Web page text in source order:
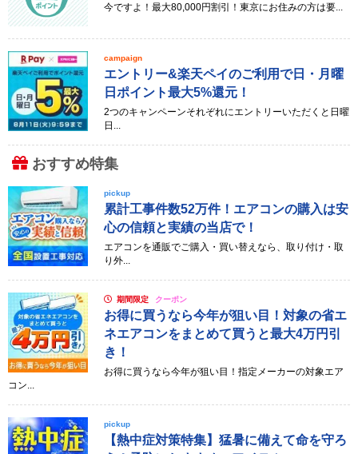
今ですよ！最大80,000円割引！東京にお住みの方は要...
campaign
エントリー&楽天ペイのご利用で日・月曜
日ポイント最大5%還元！
2つのキャンペーンそれぞれにエントリーいただくと日曜
日...
おすすめ特集
pickup
累計工事件数52万件！エアコンの購入は安
心の信頼と実績の当店で！
エアコンを通販でご購入・買い替えなら、取り付け・取
り外...
期間限定 クーポン
お得に買うなら今年が狙い目！対象の省エ
ネエアコンをまとめて買うと最大4万円引
き！
お得に買うなら今年が狙い目！指定メーカーの対象エア
コン...
pickup
【熱中症対策特集】猛暑に備えて命を守ろ